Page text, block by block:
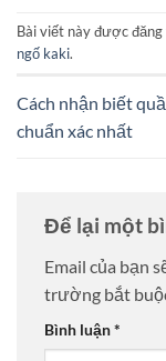
Bài viết này được
ngố kaki.
Cách nhận biết
chuẩn xác nhất
Để lại một
Email của bạn
trường bắt
Bình luận*